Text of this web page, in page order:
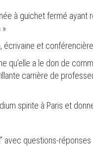
à guichet fermé
»
écrivaine et conférencière.
qu’elle a le don de
carrière de
spirite à Paris et
avec questions-réponses